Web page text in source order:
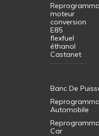
moteur
conversion
E85
flexfuel
éthanol
Castanet
Banc De
Automobile
Car